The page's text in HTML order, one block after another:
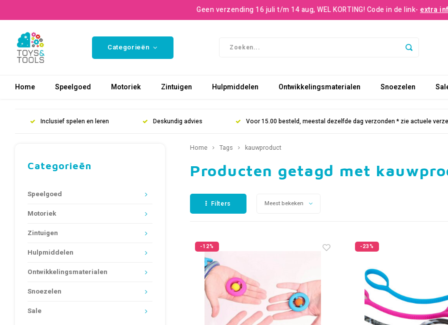
Geen verzending 16 juli t/m 14 aug, WEL KORTING! Code in de link- extra
Categorieën
Home Speelgoed Motoriek Zintuigen Hulpmiddelen Ontwikkelingsmaterialen Snoezelen
Inclusief spelen en leren Deskundig advies Voor 15.00 besteld, meestal dezelfde dag verzonden * zie actuele
Categorieën
Speelgoed
Motoriek
Zintuigen
Hulpmiddelen
Ontwikkelingsmaterialen
Snoezelen
Sale
Home Tags kauwproduct
Producten getagd met
Filters Meest bekeken
-12% -23%